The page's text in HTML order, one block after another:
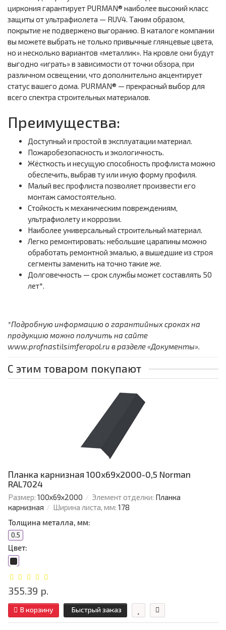
циркония гарантирует PURMAN® наиболее высокий класс
защиты от ультрафиолета — RUV4. Таким образом,
покрытие не подвержено выгоранию. В каталоге компании
вы можете выбрать не только привычные глянцевые цвета,
но и несколько вариантов «металлик». На кровле они будут
выгодно «играть» в зависимости от точки обзора, при
различном освещении, что дополнительно акцентирует
статус вашего дома. PURMAN® — прекрасный выбор для
всего спектра строительных материалов.
Преимущества:
Доступный и простой в эксплуатации материал.
Пожаробезопасность и экологичность.
Жёсткость и несущую способность профлиста можно
обеспечить, выбрав ту или иную форму профиля.
Малый вес профлиста позволяет произвести его
монтаж самостоятельно.
Стойкость к механическим повреждениям,
ультрафиолету и коррозии.
Наиболее универсальный строительный материал.
Легко ремонтировать: небольшие царапины можно
обработать ремонтной эмалью, а вышедшие из строя
сегменты заменить на точно такие же.
Долговечность — срок службы может составлять 50
лет*.
*Подробную информацию о гарантийных сроках на
продукцию можно получить на сайте
www.profnastilsimferopol.ru в разделе «Документы».
С этим товаром покупают
Планка карнизная 100х69х2000-0,5 Norman
RAL7024
Размер: 100х69х2000 Элемент отделки: Планка
карнизная
Ширина листа, мм: 178
Толщина металла, мм:
0.5
Цвет:
355.39 р.
В корзину Быстрый заказ